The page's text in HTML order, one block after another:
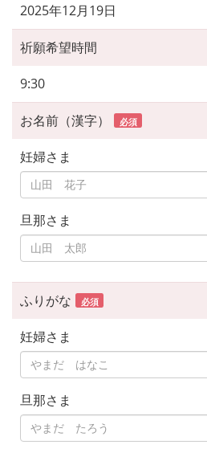
2025年12月19日
祈願希望時間
9:30
お名前（漢字） 必須
妊婦さま
旦那さま
ふりがな 必須
妊婦さま
旦那さま